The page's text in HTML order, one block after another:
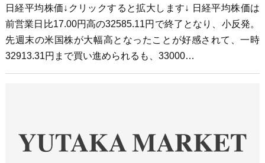
日経平均株価↓クリックすると拡大します↓ 日経平均株価は
前営業日比17.00円高の32585.11円で終了となり、小反発。
先週末の米国株が大幅高となったことが好感されて、一時
32913.31円まで買い進められるも、33000…